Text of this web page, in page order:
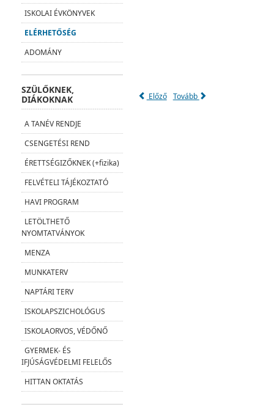
Előző Tovább
ISKOLAI ÉVKÖNYVEK
ELÉRHETŐSÉG
ADOMÁNY
SZÜLŐKNEK,
DIÁKOKNAK
A TANÉV RENDJE
CSENGETÉSI REND
ÉRETTSÉGIZŐKNEK (+fizika)
FELVÉTELI TÁJÉKOZTATÓ
HAVI PROGRAM
LETÖLTHETŐ
NYOMTATVÁNYOK
MENZA
MUNKATERV
NAPTÁRI TERV
ISKOLAPSZICHOLÓGUS
ISKOLAORVOS, VÉDŐNŐ
GYERMEK- ÉS
IFJÚSÁGVÉDELMI FELELŐS
HITTAN OKTATÁS